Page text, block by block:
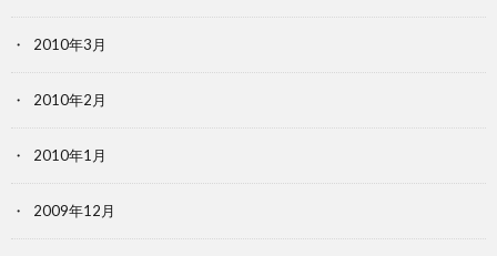
2010年3月
2010年2月
2010年1月
2009年12月